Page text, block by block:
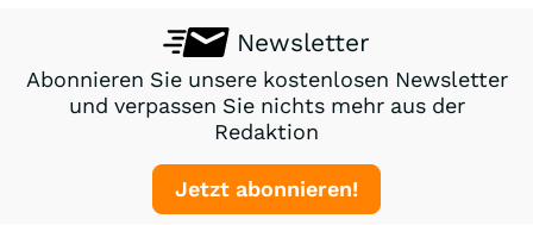
Newsletter
Abonnieren Sie unsere kostenlosen Newsletter
und verpassen Sie nichts mehr aus der
Redaktion
Jetzt abonnieren!